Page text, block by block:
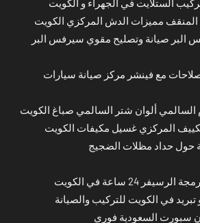
الستلايت في الجهراء و الكويت
مميزات الدش المركزي الكويت
البر صيانة وتصليح مقوي سيرفس البر
مع فينشر مركز صيانة سيارات
السالمي ألوان شتر السالمي صباغ الكويت
المركزي غسيل مكيفات الكويت
حول حداد مظلات الضجيج
24 ساعة في الكويت
في الكويت للتركيب والصيانة
سبورت السعودية فوري